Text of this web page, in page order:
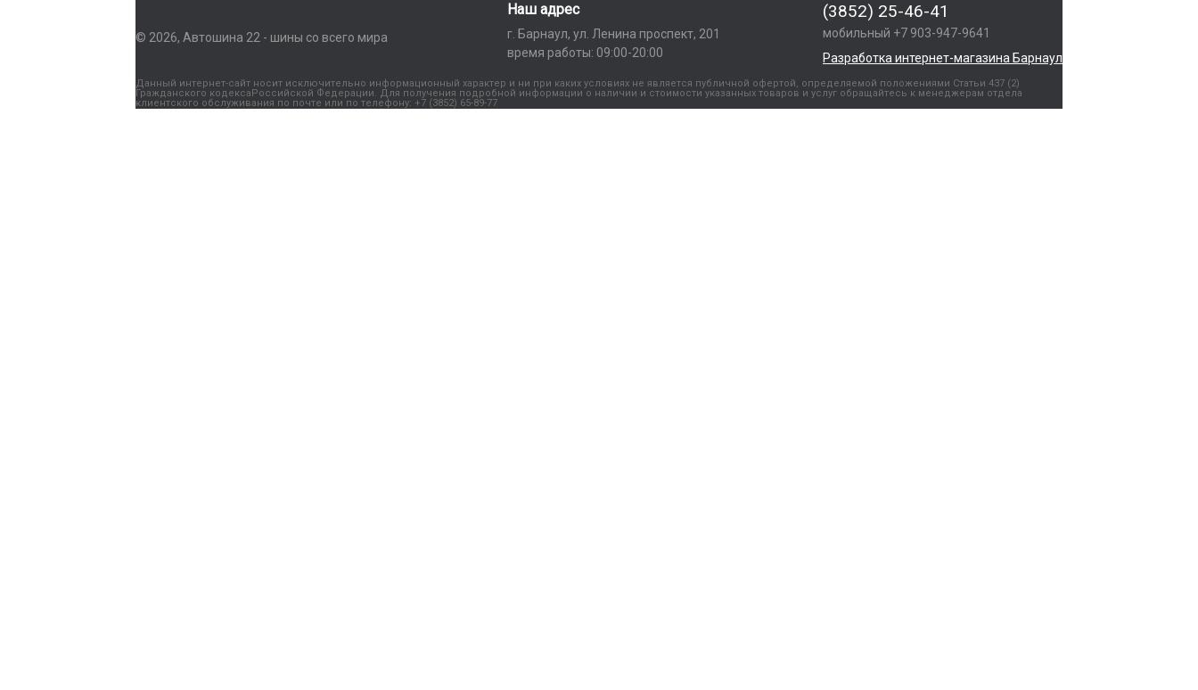
© 2026, Автошина 22 - шины со всего мира
Наш адрес
г. Барнаул, ул. Ленина проспект, 201
время работы: 09:00-20:00
(3852) 25-46-41
мобильный +7 903-947-9641
Разработка интернет-магазина Барнаул
Данный интернет-сайт носит исключительно информационный характер и ни при каких условиях не является публичной офертой, определяемой положениями Статьи 437 (2)
Гражданского кодексаРоссийской Федерации. Для получения подробной информации о наличии и стоимости указанных товаров и услуг обращайтесь к менеджерам отдела
клиентского обслуживания по почте или по телефону: +7 (3852) 65-89-77